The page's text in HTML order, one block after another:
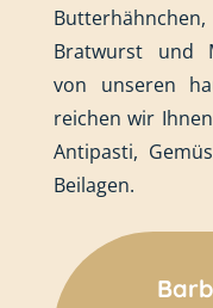
Bratwurst und
von unseren
reichen wir
Antipasti,
Beilagen.